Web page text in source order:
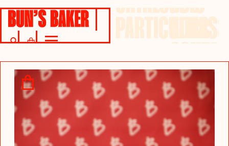
PARTICULIER